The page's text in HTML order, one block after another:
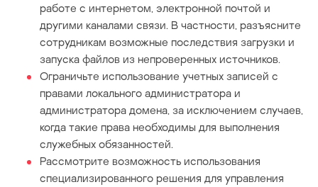
работе с интернетом, электронной почтой и
другими каналами связи. В частности, разъясните
сотрудникам возможные последствия загрузки и
запуска файлов из непроверенных источников.
Ограничьте использование учетных записей с
правами локального администратора и
администратора домена, за исключением случаев,
когда такие права необходимы для выполнения
служебных обязанностей.
Рассмотрите возможность использования
специализированного решения для управления